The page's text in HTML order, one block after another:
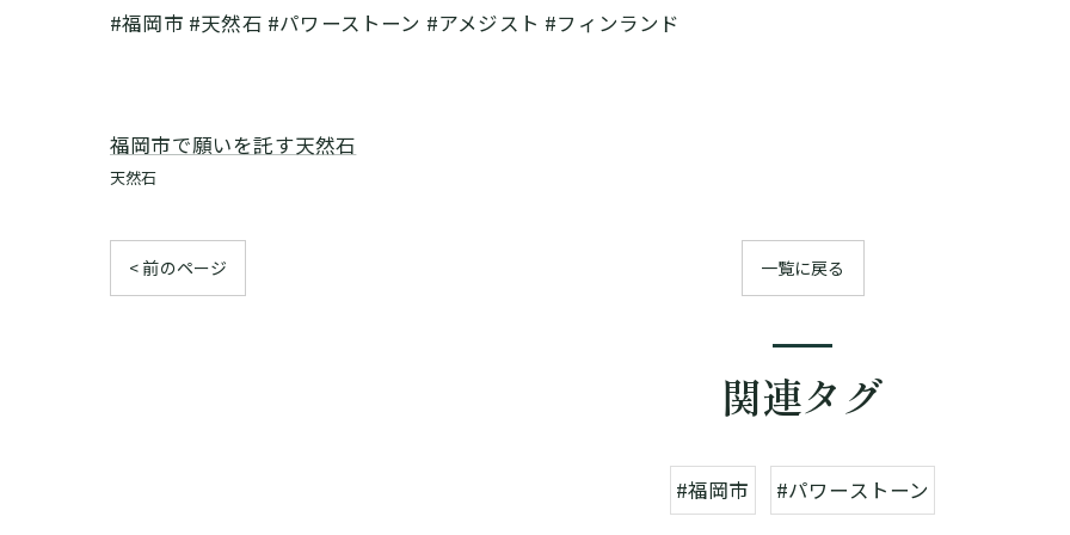
#福岡市 #天然石 #パワーストーン #アメジスト #フィンランド
福岡市で願いを託す天然石
天然石
< 前のページ 一覧に戻る
関連タグ
#福岡市 #パワーストーン